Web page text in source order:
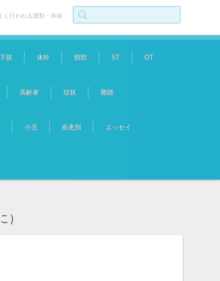
く行われる運動・体操
検索:
下肢 体幹 頸部 ST OT
高齢者 症状 難聴
小児 疾患別 エッセイ